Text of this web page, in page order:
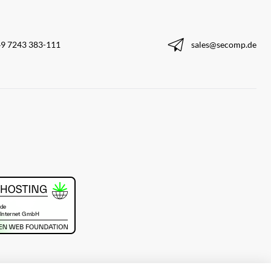
7243 383-111 sales@secomp.de